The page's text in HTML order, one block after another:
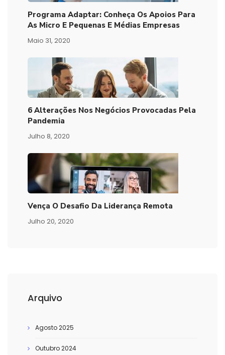
Programa Adaptar: Conheça Os Apoios Para
As Micro E Pequenas E Médias Empresas
Maio 31, 2020
6 Alterações Nos Negócios Provocadas Pela
Pandemia
Julho 8, 2020
Vença O Desafio Da Liderança Remota
Julho 20, 2020
Arquivo
Agosto 2025
Outubro 2024